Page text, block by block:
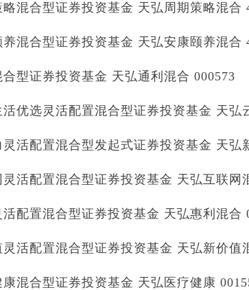
混合型证券投资基金 天弘周期策略混合
混合型证券投资基金 天弘安康颐养混合
型证券投资基金 天弘通利混合 000573
活优选灵活配置混合型证券投资基金 天弘
灵活配置混合型发起式证券投资基金 天弘
活配置混合型证券投资基金 天弘互联网
配置混合型证券投资基金 天弘惠利混合
活配置混合型证券投资基金 天弘新价值
混合型证券投资基金 天弘医疗健康